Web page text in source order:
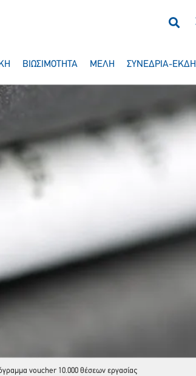
ΒΙΩΣΙΜΟΤΗΤΑ ΜΕΛΗ ΣΥΝΕΔΡΙΑ-
voucher 10.000 θέσεων εργασίας